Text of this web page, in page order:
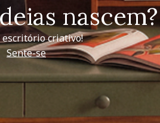
nascem?
escritório criativo!
Sente-se